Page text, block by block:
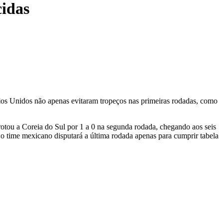
Unidos não apenas evitaram tropeços nas primeiras rodadas, como
a Coreia do Sul por 1 a 0 na segunda rodada, chegando aos seis
mexicano disputará a última rodada apenas para cumprir tabela